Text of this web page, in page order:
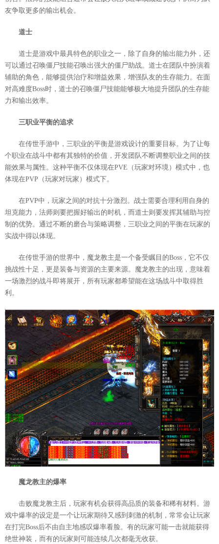
友争取更多的输出机会。
道士
道士是游戏中最具特色的职业之一，除了自身的输出能力外，还
可以通过召唤僵尸技能召唤出强大的僵尸助战。道士在团队中扮演着
辅助的角色，能够提供治疗和增益效果，增强队友的生存能力。在面
对高难度Boss时，道士的召唤僵尸技能能够极大地提升团队的生存能
力和输出效率。
三职业平衡的追求
在传世手游中，三职业的平衡是游戏设计的重要目标。为了让每
个职业在战斗中都有其独特的价值，开发团队不断调整职业之间的技
能效果与属性。这种平衡不仅体现在PVE（玩家对环境）模式中，也
体现在PVP（玩家对玩家）模式下。
在PVP中，玩家之间的对抗十分激烈。战士需要合理利用自身的
坦克能力，法师则要把握好输出的时机，而道士则要发挥其辅助与控
制的优势。通过不断的磨合与策略调整，三职业之间的平衡在玩家的
实战中得以体现。
在传世手游的世界中，魔龙教主是一个备受瞩目的Boss，它不仅
挑战性十足，更是装备与资源的主要来源。魔龙教主的出现，意味着
一场激烈的战斗即将展开，所有玩家都希望能在这场战斗中取得胜
利。
魔龙教主的爆率
击败魔龙教主后，玩家有机会获得高品质的装备和稀有材料。游
戏中爆率的设定是一个让玩家期待又感到刺激的机制，常常会让玩家
在打完Boss后不由自主地感叹爆率看脸。有的玩家可能一击就能获得
绝世神装，而有的玩家则可能连续几次都毫无收获。